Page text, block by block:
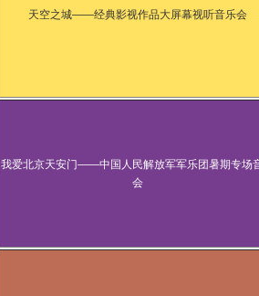
天空之城——经典影视作品大屏幕视听音乐会
我爱北京天安门——中国人民解放军军乐团暑期专场
会